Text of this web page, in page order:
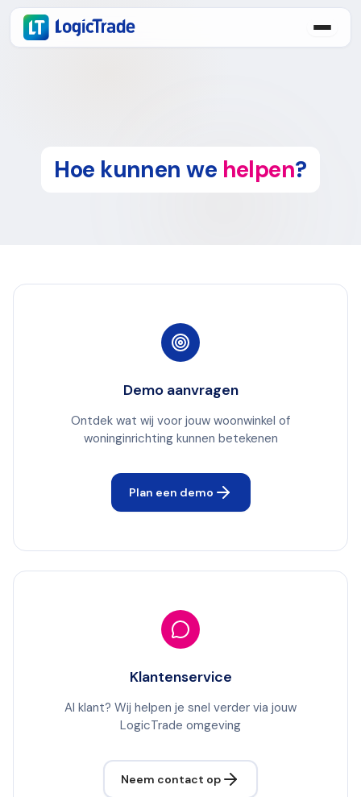
Hoe kunnen we helpen?
Demo aanvragen
Ontdek wat wij voor jouw woonwinkel of
woninginrichting kunnen betekenen
Plan een demo
Klantenservice
Al klant? Wij helpen je snel verder via jouw
LogicTrade omgeving
Neem contact op